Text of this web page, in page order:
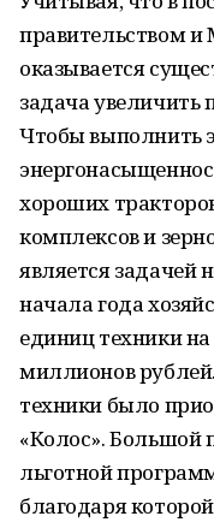
правительством и
оказывается
задача увеличить
Чтобы выполнить
хороших
комплексов и
является задачей
начала года
единиц техники
миллионов
техники было
«Колос». Большой
льготной
благодаря